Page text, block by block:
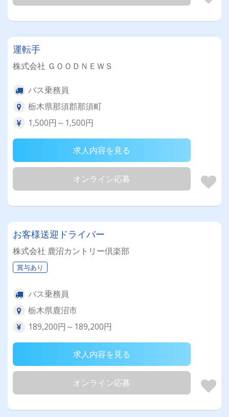
運転手
株式会社 ＧＯＯＤＮＥＷＳ
バス乗務員
栃木県那須郡那須町
1,500円～1,500円
求人内容を見る
オンライン応募
お客様送迎ドライバー
株式会社 鹿沼カントリー倶楽部
賞与あり
バス乗務員
栃木県鹿沼市
189,200円～189,200円
求人内容を見る
オンライン応募